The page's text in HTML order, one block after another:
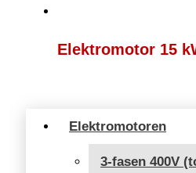
Elektromotoren
3-fasen 400V
Elektromotor 15